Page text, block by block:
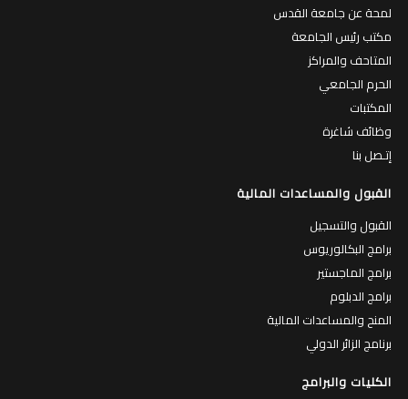
لمحة عن جامعة القدس
مكتب رئيس الجامعة
المتاحف والمراكز
الحرم الجامعي
المكتبات
وظائف شاغرة
إتـصل بنا
القبول والمساعدات المالية
القبول والتسجيل
برامج البكالوريوس
برامج الماجستير
برامج الدبلوم
المنح والمساعدات المالية
برنامج الزائر الدولي
الكليات والبرامج